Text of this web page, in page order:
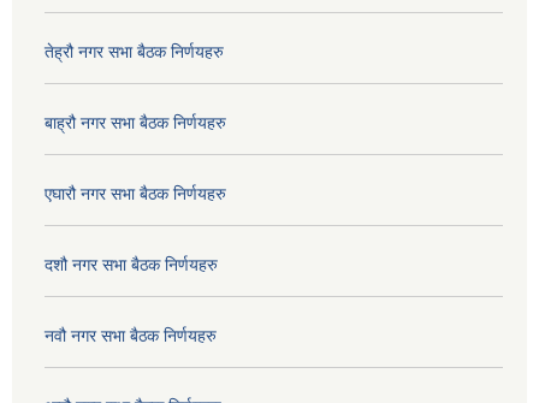
तेह्रौ नगर सभा बैठक निर्णयहरु
बाह्रौ नगर सभा बैठक निर्णयहरु
एघारौ नगर सभा बैठक निर्णयहरु
दशौ नगर सभा बैठक निर्णयहरु
नवौ नगर सभा बैठक निर्णयहरु